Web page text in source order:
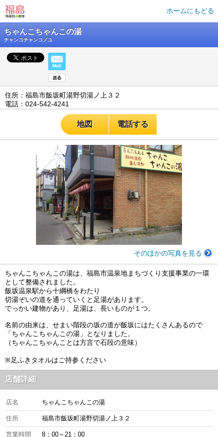
ホームにもどる
ちゃんこちゃんこの湯
チャンコチャンコノユ
住所：福島市飯坂町湯野切湯ノ上３２
電話：024-542-4241
地図 電話する
そのほかの写真を見る
ちゃんこちゃんこの湯は、福島市温泉地まちづくり支援事業の一環
として整備されました。
飯坂温泉駅から十綱橋をわたり
切湯ぞいの道を通っていくと足湯があります。
でっかい建物があり、足湯は、長いものが１つ。
名前の由来は、せまい階段の坂の道が飯坂にはたくさんあるので
「ちゃんこちゃんこの湯」となりました。
（ちゃんこちゃんことは方言で石段の意味）
※足ふきタオルはご持参ください
店舗詳細
店名 ちゃんこちゃんこの湯
住所 福島市飯坂町湯野切湯ノ上３２
営業時間 8：00～21：00